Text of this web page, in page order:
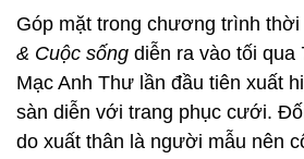
Góp mặt trong chương trình thời
& Cuộc sống diễn ra vào tối qua
Mạc Anh Thư lần đầu tiên xuất
sàn diễn với trang phục cưới.
do xuất thân là người mẫu nên